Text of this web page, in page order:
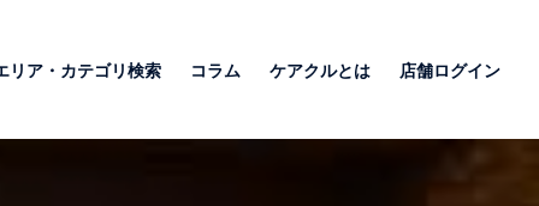
リア・カテゴリ検索 コラム ケアクルとは 店舗ログイン